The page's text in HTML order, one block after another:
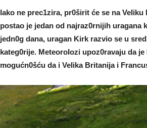
Iako ne prec1zira, pr0širit će se na
postao je jedan od najraz0rnijih uragana
jedn0g dana, uragan Kirk razvio se u
kateg0rije. MeteoroIozi upoz0ravaju da
mogućn0šću da i VeIika Britanija i